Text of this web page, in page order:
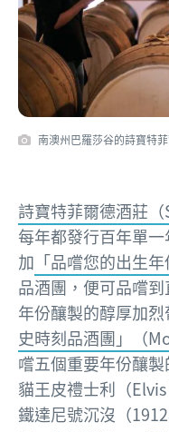
南澳州巴羅莎谷的詩寶特
詩寶特菲爾德酒莊（
每年都發行百年單
加 「品嚐您的出生
品酒團，便可品嚐
年份釀製的醇厚加
史時刻品酒團」（
嚐五個重要年份釀
貓王皮禮士利（
鐵達尼號沉沒（